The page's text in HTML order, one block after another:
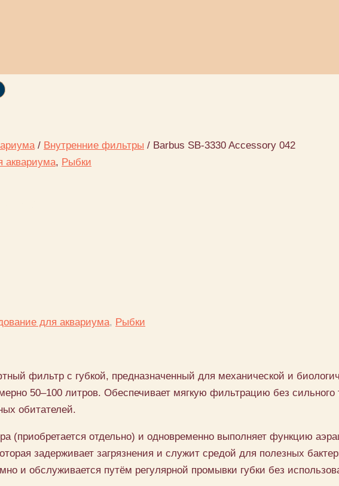
/ Внутренние фильтры / Barbus SB-3330 Accessory 042
аквариума, Рыбки
для аквариума, Рыбки
фильтр с губкой, предназначенный для механической и
50–100 литров. Обеспечивает мягкую фильтрацию без
обитателей.
(приобретается отдельно) и одновременно выполняет функцию
задерживает загрязнения и служит средой для полезных
и обслуживается путём регулярной промывки губки без